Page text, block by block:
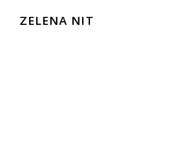
ZELENA NIT